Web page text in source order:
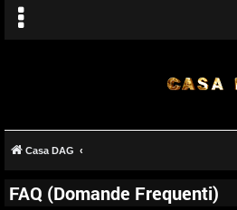
Casa DAG
FAQ (Domande Frequenti)